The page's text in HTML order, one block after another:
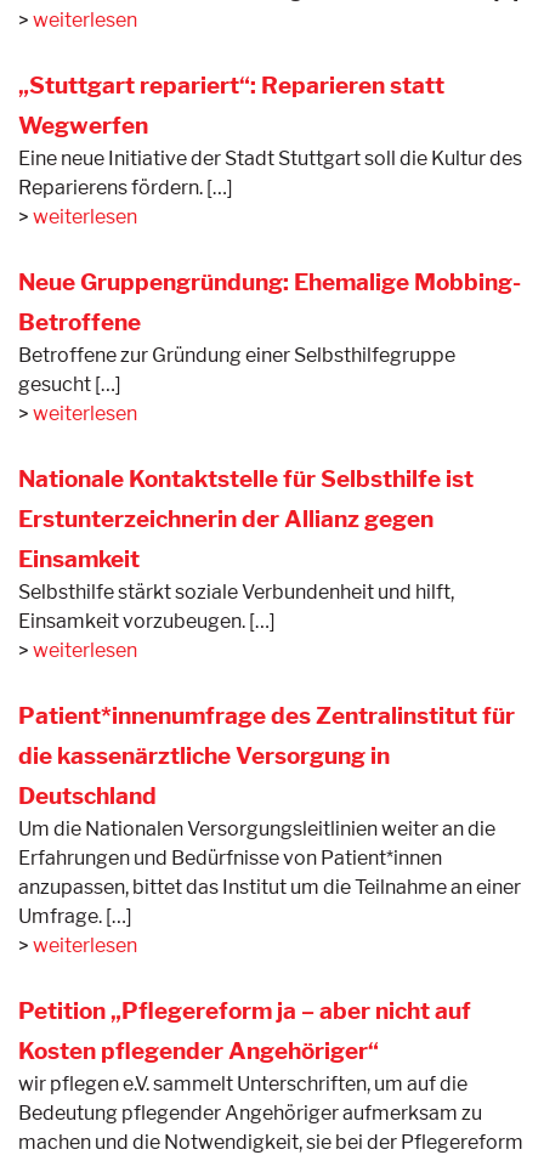
weiterlesen
„Stuttgart repariert“: Reparieren statt
Wegwerfen
Eine neue Initiative der Stadt Stuttgart soll die Kultur des
Reparierens fördern. […]
weiterlesen
Neue Gruppengründung: Ehemalige Mobbing-
Betroffene
Betroffene zur Gründung einer Selbsthilfegruppe
gesucht […]
weiterlesen
Nationale Kontaktstelle für Selbsthilfe ist
Erstunterzeichnerin der Allianz gegen
Einsamkeit
Selbsthilfe stärkt soziale Verbundenheit und hilft,
Einsamkeit vorzubeugen. […]
weiterlesen
Patient*innenumfrage des Zentralinstitut für
die kassenärztliche Versorgung in
Deutschland
Um die Nationalen Versorgungsleitlinien weiter an die
Erfahrungen und Bedürfnisse von Patient*innen
anzupassen, bittet das Institut um die Teilnahme an einer
Umfrage. […]
weiterlesen
Petition „Pflegereform ja – aber nicht auf
Kosten pflegender Angehöriger“
wir pflegen e.V. sammelt Unterschriften, um auf die
Bedeutung pflegender Angehöriger aufmerksam zu
machen und die Notwendigkeit, sie bei der Pflegereform